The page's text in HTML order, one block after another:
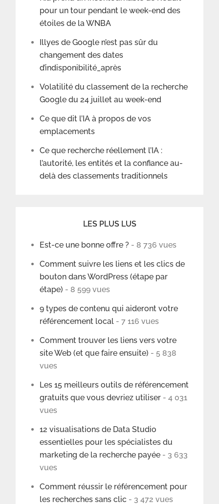
pour un tour pendant le week-end des
étoiles de la WNBA
Illyes de Google n’est pas sûr du
changement des dates
d’indisponibilité_après
Volatilité du classement de la recherche
Google du 24 juillet au week-end
Ce que dit l’IA à propos de vos
emplacements
Ce que recherche réellement l’IA :
l’autorité, les entités et la confiance au-
delà des classements traditionnels
LES PLUS LUS
Est-ce une bonne offre ? - 8 736 vues
Comment suivre les liens et les clics de
bouton dans WordPress (étape par
étape) - 8 599 vues
9 types de contenu qui aideront votre
référencement local - 7 116 vues
Comment trouver les liens vers votre
site Web (et que faire ensuite) - 5 838
vues
Les 15 meilleurs outils de référencement
gratuits que vous devriez utiliser - 4 031
vues
12 visualisations de Data Studio
essentielles pour les spécialistes du
marketing de la recherche payée - 3 633
vues
Comment réussir le référencement pour
les recherches sans clic - 3 472 vues